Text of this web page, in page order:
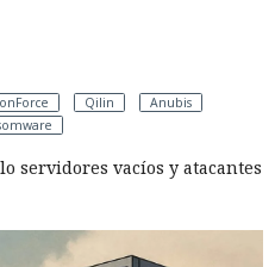
Qilin
Anubis
servidores vacíos y atacantes